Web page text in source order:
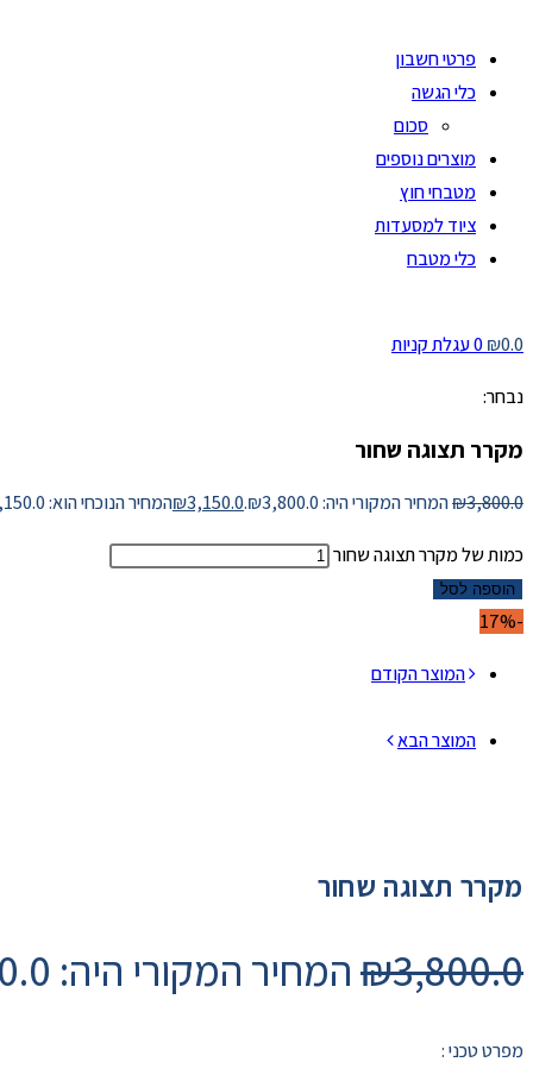
פרטי חשבון
כלי הגשה
סכום
מוצרים נוספים
מטבחי חוץ
ציוד למסעדות
כלי מטבח
₪0.0
0 עגלת קניות
נבחר:
מקרר תצוגה שחור
₪3,800.0 המחיר המקורי היה: ₪3,800.0. ₪3,150.0 המחיר הנוכחי הוא: ₪3,150.0.
כמות של מקרר תצוגה שחור
הוספה לסל
המוצר הקודם
המוצר הבא
מקרר תצוגה שחור
₪3,800.0 המחיר המקורי היה: ₪3,800.0.
מפרט טכני :